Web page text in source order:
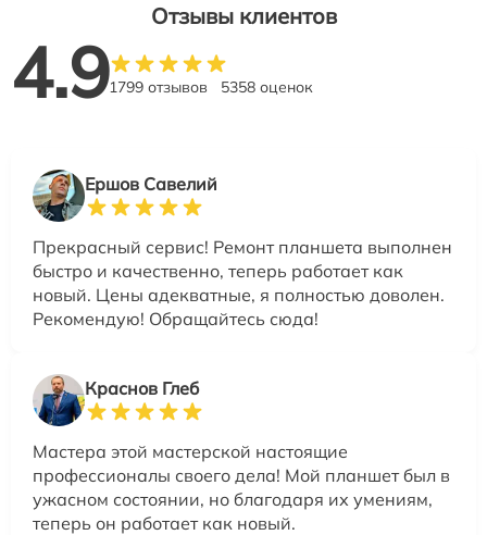
Отзывы клиентов
4.91799 отзывов 5358 оценок
Ершов Савелий
Прекрасный сервис! Ремонт планшета выполнен
быстро и качественно, теперь работает как
новый. Цены адекватные, я полностью доволен.
Рекомендую! Обращайтесь сюда!
Краснов Глеб
Мастера этой мастерской настоящие
профессионалы своего дела! Мой планшет был в
ужасном состоянии, но благодаря их умениям,
теперь он работает как новый.